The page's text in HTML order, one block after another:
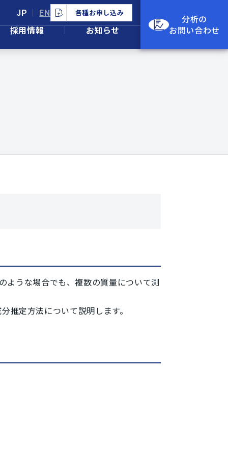
JP EN 各種お申し込み
採用情報 お知らせ
分析の
お問い合わせ
ような場合でも、複数の質量について測
推定方法について説明します。